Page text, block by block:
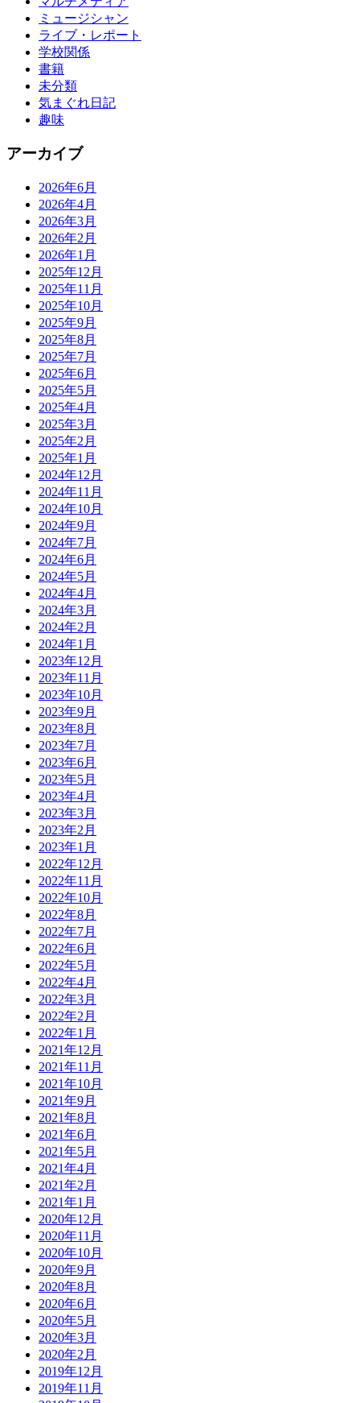
ミュージシャン
ライブ・レポート
学校関係
書籍
未分類
気まぐれ日記
趣味
アーカイブ
2026年6月
2026年4月
2026年3月
2026年2月
2026年1月
2025年12月
2025年11月
2025年10月
2025年9月
2025年8月
2025年7月
2025年6月
2025年5月
2025年4月
2025年3月
2025年2月
2025年1月
2024年12月
2024年11月
2024年10月
2024年9月
2024年7月
2024年6月
2024年5月
2024年4月
2024年3月
2024年2月
2024年1月
2023年12月
2023年11月
2023年10月
2023年9月
2023年8月
2023年7月
2023年6月
2023年5月
2023年4月
2023年3月
2023年2月
2023年1月
2022年12月
2022年11月
2022年10月
2022年8月
2022年7月
2022年6月
2022年5月
2022年4月
2022年3月
2022年2月
2022年1月
2021年12月
2021年11月
2021年10月
2021年9月
2021年8月
2021年6月
2021年5月
2021年4月
2021年2月
2021年1月
2020年12月
2020年11月
2020年10月
2020年9月
2020年8月
2020年6月
2020年5月
2020年3月
2020年2月
2019年12月
2019年11月